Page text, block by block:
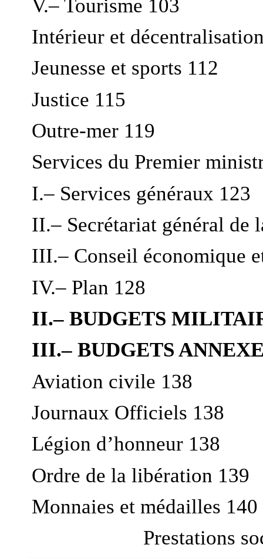
V.– Tourisme 103
Intérieur et
Jeunesse et sports 112
Justice 115
Outre-mer 119
Services du Premier
I.– Services généraux 123
II.– Secrétariat général de
III.– Conseil économique
IV.– Plan 128
II.– BUDGETS
III.– BUDGETS
Aviation civile 138
Journaux Officiels 138
Légion d’honneur 138
Ordre de la libération 139
Monnaies et médailles 140
Prestations